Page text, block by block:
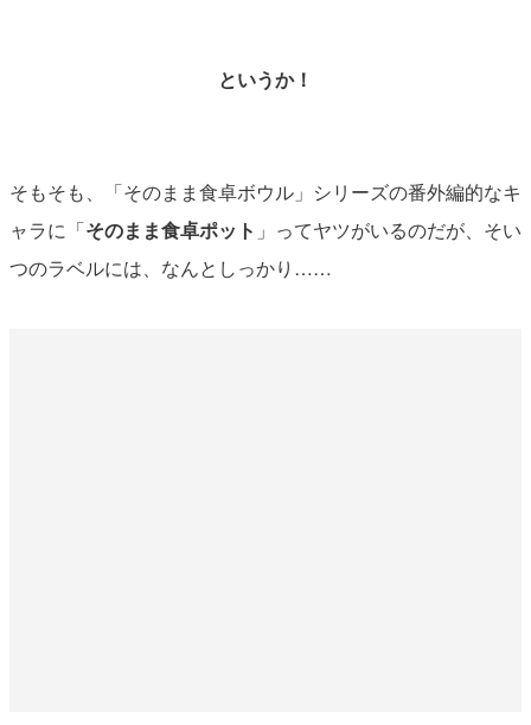
というか！
そもそも、「そのまま食卓ボウル」シリーズの番外編的なキ
ャラに「そのまま食卓ポット 」ってヤツがいるのだが、そい
つのラベルには、なんとしっかり……